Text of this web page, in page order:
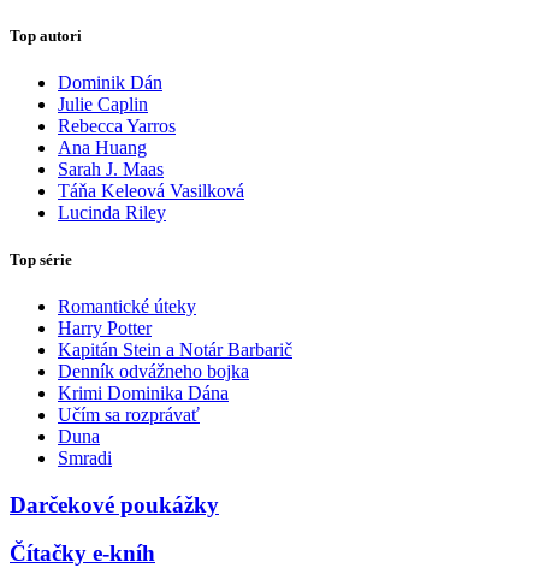
Top autori
Dominik Dán
Julie Caplin
Rebecca Yarros
Ana Huang
Sarah J. Maas
Táňa Keleová Vasilková
Lucinda Riley
Top série
Romantické úteky
Harry Potter
Kapitán Stein a Notár Barbarič
Denník odvážneho bojka
Krimi Dominika Dána
Učím sa rozprávať
Duna
Smradi
Darčekové poukážky
Čítačky e-kníh